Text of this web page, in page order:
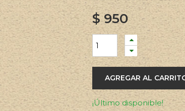
$950
AGREGAR AL
¡Último disponible!